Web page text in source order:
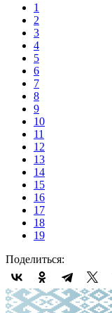
1
2
3
4
5
6
7
8
9
10
11
12
13
14
15
16
17
18
19
Поделиться: